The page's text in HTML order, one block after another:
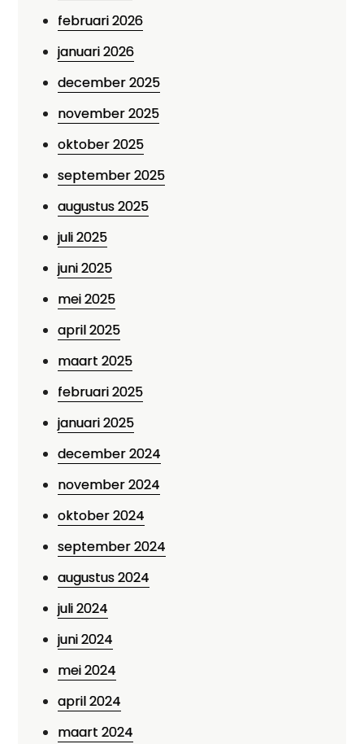
februari 2026
januari 2026
december 2025
november 2025
oktober 2025
september 2025
augustus 2025
juli 2025
juni 2025
mei 2025
april 2025
maart 2025
februari 2025
januari 2025
december 2024
november 2024
oktober 2024
september 2024
augustus 2024
juli 2024
juni 2024
mei 2024
april 2024
maart 2024